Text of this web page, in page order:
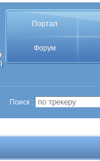
Портал
Форум
Поиск :